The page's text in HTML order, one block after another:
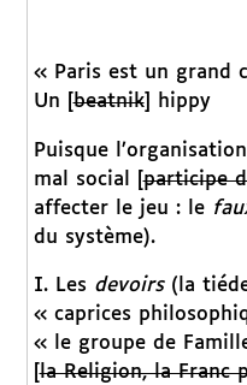
« Paris est un grand
Un [beatnik] hippy
Puisque
mal social [participe
affecter le jeu : le
du système).
I. Les devoirs(la
« caprices
« le groupe de
[la Religion, la Franc